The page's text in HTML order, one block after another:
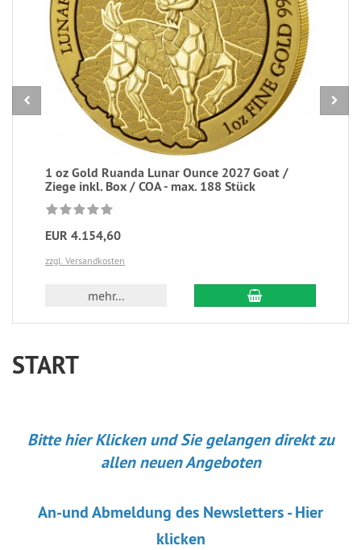
1 oz Gold Ruanda Lunar Ounce 2027 Goat /
Ziege inkl. Box / COA - max. 188 Stück
EUR 4.154,60
zzgl. Versandkosten
mehr... In den Warenkorb
START
Bitte hier Klicken und Sie gelangen direkt zu
allen neuen Angeboten
An-und Abmeldung des Newsletters - Hier
klicken